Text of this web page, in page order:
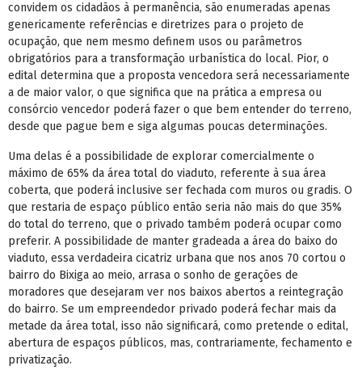
convidem os cidadãos à permanência, são enumeradas apenas
genericamente referências e diretrizes para o projeto de
ocupação, que nem mesmo definem usos ou parâmetros
obrigatórios para a transformação urbanística do local. Pior, o
edital determina que a proposta vencedora será necessariamente
a de maior valor, o que significa que na prática a empresa ou
consórcio vencedor poderá fazer o que bem entender do terreno,
desde que pague bem e siga algumas poucas determinações.
Uma delas é a possibilidade de explorar comercialmente o
máximo de 65% da área total do viaduto, referente à sua área
coberta, que poderá inclusive ser fechada com muros ou gradis. O
que restaria de espaço público então seria não mais do que 35%
do total do terreno, que o privado também poderá ocupar como
preferir. A possibilidade de manter gradeada a área do baixo do
viaduto, essa verdadeira cicatriz urbana que nos anos 70 cortou o
bairro do Bixiga ao meio, arrasa o sonho de gerações de
moradores que desejaram ver nos baixos abertos a reintegração
do bairro. Se um empreendedor privado poderá fechar mais da
metade da área total, isso não significará, como pretende o edital,
abertura de espaços públicos, mas, contrariamente, fechamento e
privatização.